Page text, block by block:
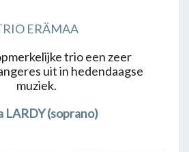
ERÄMAA
trio een zeer
uit in hedendaagse
muziek.
LARDY (soprano)